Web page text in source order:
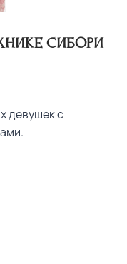
сибори
девушек с